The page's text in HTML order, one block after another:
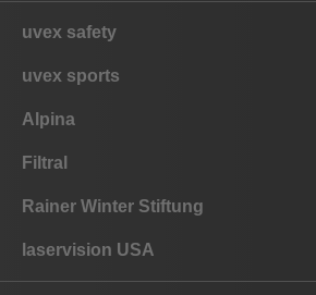
uvex safety
uvex sports
Alpina
Filtral
Rainer Winter Stiftung
laservision USA